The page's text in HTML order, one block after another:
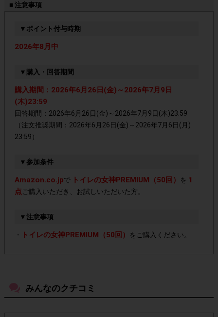
■ 注意事項
▼ポイント付与時期
2026年8月中
▼購入・回答期間
購入期間：2026年6月26日(金)～2026年7月9日
(木)23:59
回答期間：2026年6月26日(金)～2026年7月9日(木)23:59
（注文推奨期間：2026年6月26日(金)～2026年7月6日(月)
23:59）
▼参加条件
Amazon.co.jpで トイレの女神PREMIUM（50回） を 1
点 ご購入いただき、お試しいただいた方。
▼注意事項
・ トイレの女神PREMIUM（50回） をご購入ください。
しているAmazon.co.jp専用の購入ページ以外で購入された
場合はポイント付与対象外となります。
みんなのクチコミ